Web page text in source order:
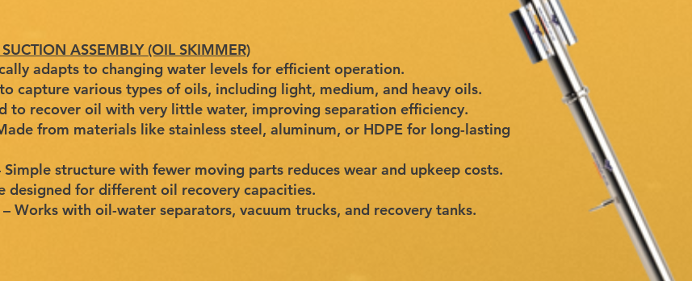
ASSEMBLY (OIL SKIMMER)
adapts to changing water levels for efficient operation.
capture various types of oils, including light, medium, and heavy oils.
to recover oil with very little water, improving separation efficiency.
from materials like stainless steel, aluminum, or HDPE for long-lasting
structure with fewer moving parts reduces wear and upkeep costs.
designed for different oil recovery capacities.
Works with oil-water separators, vacuum trucks, and recovery tanks.